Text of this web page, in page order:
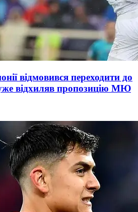
відмовився переходити до
відхиляв пропозицію МЮ